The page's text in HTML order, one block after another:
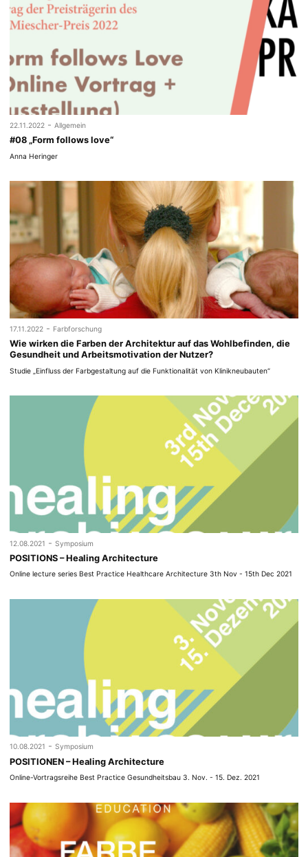
22.11.2022 - Allgemein
#08 „Form follows love“
Anna Heringer
17.11.2022 - Farbforschung
Wie wirken die Farben der Architektur auf das Wohlbefinden, die
Gesundheit und Arbeitsmotivation der Nutzer?
Studie „Einfluss der Farbgestaltung auf die Funktionalität von Klinikneubauten“
12.08.2021 - Symposium
POSITIONS – Healing Architecture
Online lecture series Best Practice Healthcare Architecture 3th Nov - 15th Dec 2021
10.08.2021 - Symposium
POSITIONEN – Healing Architecture
Online-Vortragsreihe Best Practice Gesundheitsbau 3. Nov. - 15. Dez. 2021